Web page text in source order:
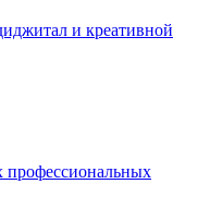
и креативной
профессиональных